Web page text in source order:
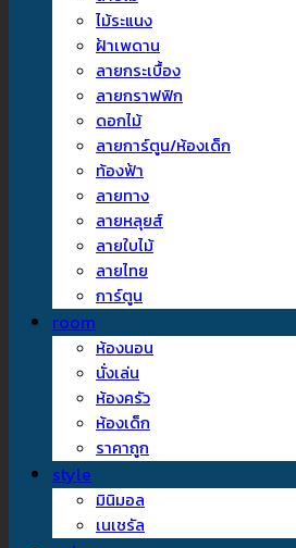
ไม้ระแนง
ฝ้าเพดาน
ลายกระเบื้อง
ลายกราฟฟิก
ดอกไม้
ลายการ์ตูน/ห้องเด็ก
ท้องฟ้า
ลายทาง
ลายหลุยส์
ลายใบไม้
ลายไทย
การ์ตูน
room
ห้องนอน
นั่งเล่น
ห้องครัว
ห้องเด็ก
ราคาถูก
style
มินิมอล
เนเชรัล